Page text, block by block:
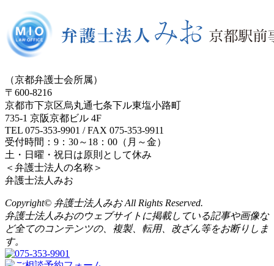
（京都弁護士会所属）
〒600-8216
京都市下京区烏丸通七条下ル東塩小路町
735-1 京阪京都ビル 4F
TEL 075-353-9901 / FAX 075-353-9911
受付時間：9：30～18：00（月～金）
土・日曜・祝日は原則として休み
＜弁護士法人の名称＞
弁護士法人みお
Copyright© 弁護士法人みお All Rights Reserved.
弁護士法人みおのウェブサイトに掲載している記事や画像な
ど全てのコンテンツの、複製、転用、改ざん等をお断りしま
す。